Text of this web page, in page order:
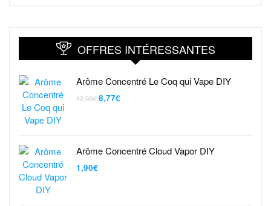
OFFRES INTÉRESSANTES
Arôme Concentré Le Coq qui Vape DIY
12,90€ 8,77€
Arôme Concentré Cloud Vapor DIY
1,90€